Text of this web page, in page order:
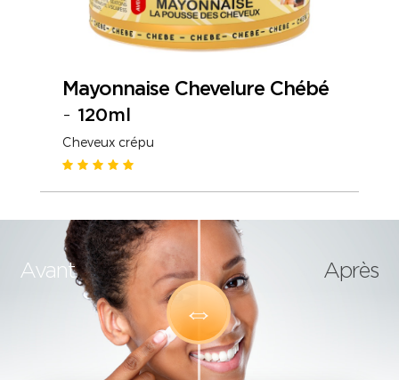
Mayonnaise Chevelure Chébé
- 120ml
Cheveux crépu
Avant Après